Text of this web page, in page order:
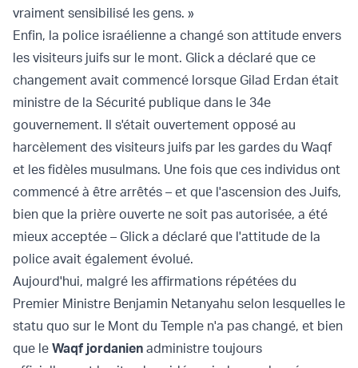
vraiment sensibilisé les gens. »
Enfin, la police israélienne a changé son attitude envers
les visiteurs juifs sur le mont. Glick a déclaré que ce
changement avait commencé lorsque Gilad Erdan était
ministre de la Sécurité publique dans le 34e
gouvernement. Il s'était ouvertement opposé au
harcèlement des visiteurs juifs par les gardes du Waqf
et les fidèles musulmans. Une fois que ces individus ont
commencé à être arrêtés – et que l'ascension des Juifs,
bien que la prière ouverte ne soit pas autorisée, a été
mieux acceptée – Glick a déclaré que l'attitude de la
police avait également évolué.
Aujourd'hui, malgré les affirmations répétées du
Premier Ministre Benjamin Netanyahu selon lesquelles le
statu quo sur le Mont du Temple n'a pas changé, et bien
que le Waqf jordanien administre toujours